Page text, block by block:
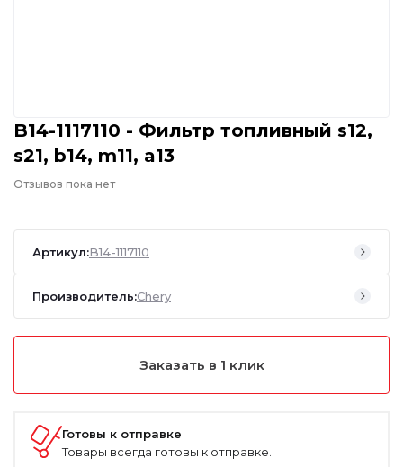
B14-1117110 - Фильтр топливный s12,
s21, b14, m11, a13
Отзывов пока нет
Артикул:B14-1117110
Производитель:Chery
Заказать в 1 клик
Готовы к отправке
Товары всегда готовы к отправке.